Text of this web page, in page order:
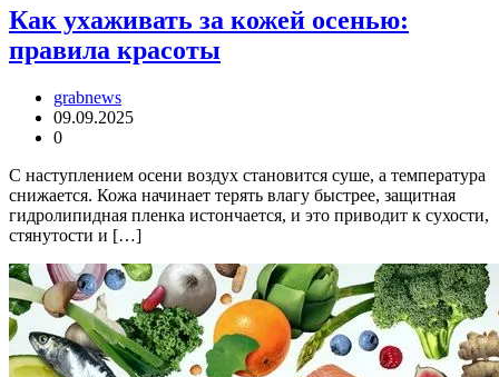
Как ухаживать за кожей осенью:
правила красоты
grabnews
09.09.2025
0
С наступлением осени воздух становится суше, а температура
снижается. Кожа начинает терять влагу быстрее, защитная
гидролипидная пленка истончается, и это приводит к сухости,
стянутости и […]